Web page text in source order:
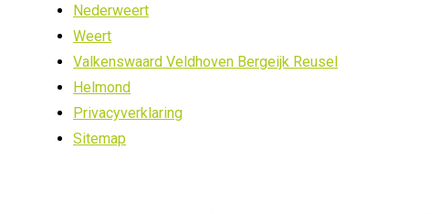
Nederweert
Weert
Valkenswaard Veldhoven Bergeijk Reusel
Helmond
Privacyverklaring
Sitemap